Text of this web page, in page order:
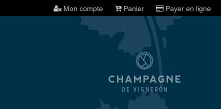
Mon compte Panier Payer en ligne